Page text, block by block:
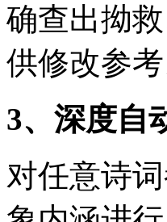
确查出拗
供修改参考
3、深度自
对任意诗